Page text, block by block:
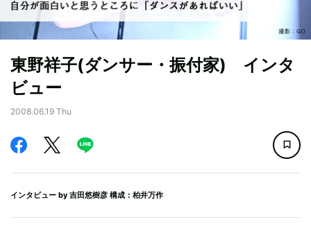
東野祥子(ダンサー・振付家) インタ
ビュー
2008.06.19 Thu
インタビュー by 吉田悠樹彦 構成：柏井万作